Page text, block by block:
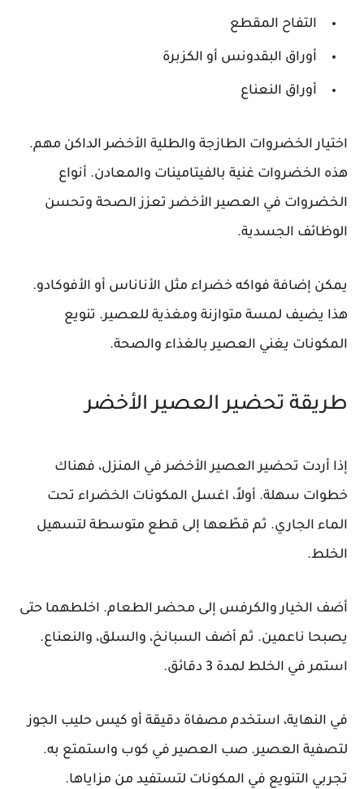
التفاح المقطع
أوراق البقدونس أو الكزبرة
أوراق النعناع
اختيارالخضروات الطازجة والطلية الأخضر الداكن مهم.
هذه الخضروات غنية بالفيتامينات والمعادن. أنواع
الخضروات في العصير الأخضرتعزز الصحة وتحسن
الوظائف الجسدية.
يمكن إضافة فواكه خضراء مثل الأناناس أو الأفوكادو.
هذا يضيف لمسة متوازنة ومغذية للعصير. تنويع
المكونات يغني العصير بالغذاء والصحة.
طريقة تحضير العصير الأخضر
إذا أردت تحضير العصير الأخضر في المنزل، فهناك
خطوات سهلة. أولاً، اغسل المكونات الخضراء تحت
الماء الجاري. ثم قطّعها إلى قطع متوسطة لتسهيل
الخلط.
أضف الخيار والكرفس إلى محضر الطعام. اخلطهما حتى
يصبحا ناعمين. ثم أضف السبانخ، والسلق، والنعناع.
استمر في الخلط لمدة 3 دقائق.
في النهاية، استخدم مصفاة دقيقة أو كيس حليب الجوز
لتصفية العصير. صب العصير في كوب واستمتع به.
تجربي التنويع في المكونات لتستفيد من مزاياها.